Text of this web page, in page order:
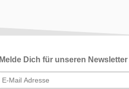
Melde Dich für unseren